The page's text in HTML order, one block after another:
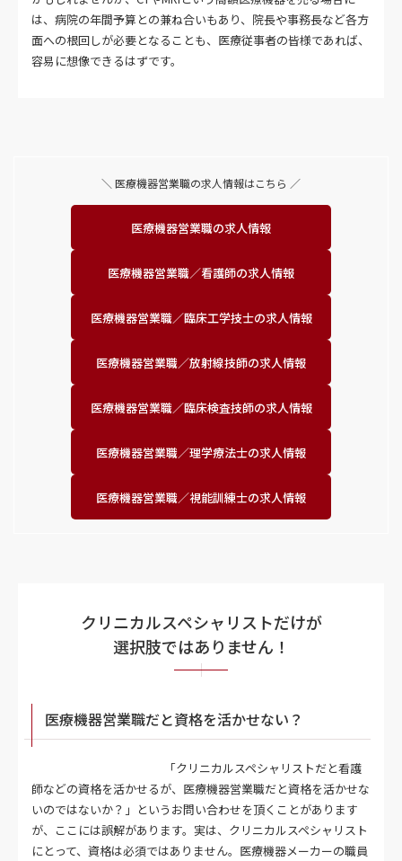
は、病院の年間予算との兼ね合いもあり、院長や事務長など各方
面への根回しが必要となることも、医療従事者の皆様であれば、
容易に想像できるはずです。
＼ 医療機器営業職の求人情報はこちら ／
医療機器営業職の求人情報
医療機器営業職／看護師の求人情報
医療機器営業職／臨床工学技士の求人情報
医療機器営業職／放射線技師の求人情報
医療機器営業職／臨床検査技師の求人情報
医療機器営業職／理学療法士の求人情報
医療機器営業職／視能訓練士の求人情報
クリニカルスペシャリストだけが
選択肢ではありません！
医療機器営業職だと資格を活かせない？
「クリニカルスペシャリストだと看護
師などの資格を活かせるが、医療機器営業職だと資格を活かせな
いのではないか？」というお問い合わせを頂くことがあります
が、ここには誤解があります。実は、クリニカルスペシャリスト
にとって、資格は必須ではありません。医療機器メーカーの職員